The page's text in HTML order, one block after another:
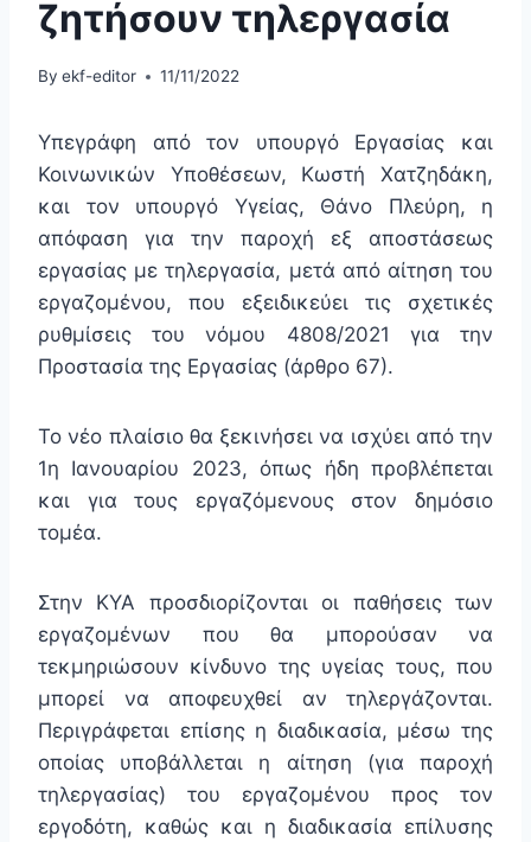
ζητήσουν τηλεργασία
By ekf-editor 11/11/2022
Υπεγράφη από τον υπουργό Εργασίας και
Κοινωνικών Υποθέσεων, Κωστή Χατζηδάκη,
και τον υπουργό Υγείας, Θάνο Πλεύρη, η
απόφαση για την παροχή εξ αποστάσεως
εργασίας με τηλεργασία, μετά από αίτηση του
εργαζομένου, που εξειδικεύει τις σχετικές
ρυθμίσεις του νόμου 4808/2021 για την
Προστασία της Εργασίας (άρθρο 67).
Το νέο πλαίσιο θα ξεκινήσει να ισχύει από την
1η Ιανουαρίου 2023, όπως ήδη προβλέπεται
και για τους εργαζόμενους στον δημόσιο
τομέα.
Στην ΚΥΑ προσδιορίζονται οι παθήσεις των
εργαζομένων που θα μπορούσαν να
τεκμηριώσουν κίνδυνο της υγείας τους, που
μπορεί να αποφευχθεί αν τηλεργάζονται.
Περιγράφεται επίσης η διαδικασία, μέσω της
οποίας υποβάλλεται η αίτηση (για παροχή
τηλεργασίας) του εργαζομένου προς τον
εργοδότη, καθώς και η διαδικασία επίλυσης